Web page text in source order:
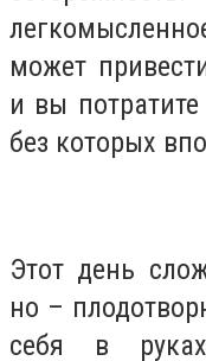
может
и вы
без которых
Этот день
но –
себя в